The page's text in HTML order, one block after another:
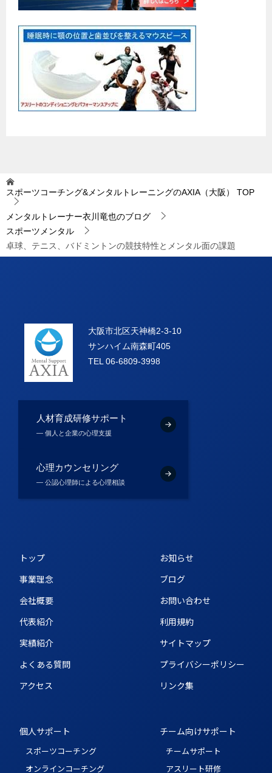
スポーツコーチング&メンタルトレーニングのAXIA（大阪） TOP
メンタルトレーナー衣川竜也のブログ
スポーツメンタル
卓球、テニス、バドミントンの競技特性とメンタル面の課題
大阪市北区天神橋2-3-10
サンハイム南森町405
TEL 06-6809-3998
人材育成研修サポート
― 個人と企業の心理支援
心理カウンセリング
― 公認心理師による心理相談
トップ
事業理念
会社概要
代表紹介
実績紹介
よくある質問
アクセス
お知らせ
ブログ
お問い合わせ
利用規約
サイトマップ
プライバシーポリシー
リンク集
個人サポート
スポーツコーチング
オンラインコーチング
チーム向けサポート
チームサポート
アスリート研修